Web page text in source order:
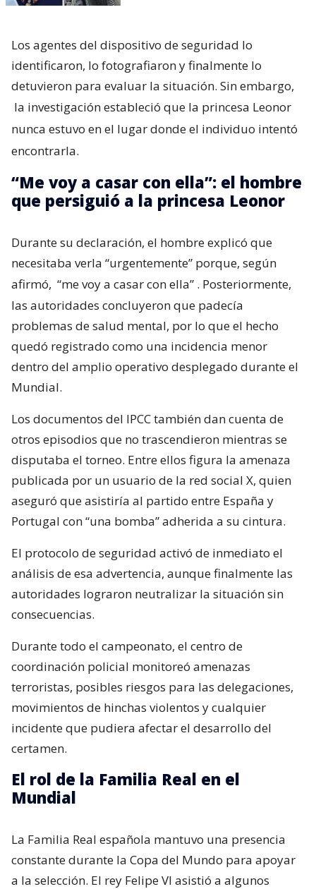
Los agentes del dispositivo de seguridad lo
identificaron, lo fotografiaron y finalmente lo
detuvieron para evaluar la situación. Sin embargo,
la investigación estableció que la princesa Leonor
nunca estuvo en el lugar donde el individuo intentó
encontrarla.
“Me voy a casar con ella”: el hombre
que persiguió a la princesa Leonor
Durante su declaración, el hombre explicó que
necesitaba verla “urgentemente” porque, según
afirmó, “me voy a casar con ella” . Posteriormente,
las autoridades concluyeron que padecía
problemas de salud mental, por lo que el hecho
quedó registrado como una incidencia menor
dentro del amplio operativo desplegado durante el
Mundial.
Los documentos del IPCC también dan cuenta de
otros episodios que no trascendieron mientras se
disputaba el torneo. Entre ellos figura la amenaza
publicada por un usuario de la red social X, quien
aseguró que asistiría al partido entre España y
Portugal con “una bomba” adherida a su cintura.
El protocolo de seguridad activó de inmediato el
análisis de esa advertencia, aunque finalmente las
autoridades lograron neutralizar la situación sin
consecuencias.
Durante todo el campeonato, el centro de
coordinación policial monitoreó amenazas
terroristas, posibles riesgos para las delegaciones,
movimientos de hinchas violentos y cualquier
incidente que pudiera afectar el desarrollo del
certamen.
El rol de la Familia Real en el
Mundial
La Familia Real española mantuvo una presencia
constante durante la Copa del Mundo para apoyar
a la selección. El rey Felipe VI asistió a algunos